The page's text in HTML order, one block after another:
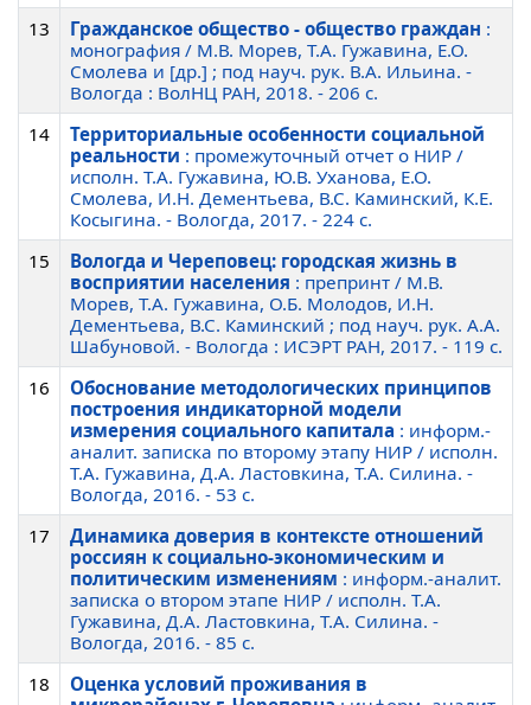
13
Гражданское общество - общество граждан :
монография / М.В. Морев, Т.А. Гужавина, Е.О.
Смолева и [др.] ; под науч. рук. В.А. Ильина. -
Вологда : ВолНЦ РАН, 2018. - 206 c.
14
Территориальные особенности социальной
реальности : промежуточный отчет о НИР /
исполн. Т.А. Гужавина, Ю.В. Уханова, Е.О.
Смолева, И.Н. Дементьева, В.С. Каминский, К.Е.
Косыгина. - Вологда, 2017. - 224 c.
15
Вологда и Череповец: городская жизнь в
восприятии населения : препринт / М.В.
Морев, Т.А. Гужавина, О.Б. Молодов, И.Н.
Дементьева, В.С. Каминский ; под науч. рук. А.А.
Шабуновой. - Вологда : ИСЭРТ РАН, 2017. - 119 c.
16
Обоснование методологических принципов
построения индикаторной модели
измерения социального капитала : информ.-
аналит. записка по второму этапу НИР / исполн.
Т.А. Гужавина, Д.А. Ластовкина, Т.А. Силина. -
Вологда, 2016. - 53 c.
17
Динамика доверия в контексте отношений
россиян к социально-экономическим и
политическим изменениям : информ.-аналит.
записка о втором этапе НИР / исполн. Т.А.
Гужавина, Д.А. Ластовкина, Т.А. Силина. -
Вологда, 2016. - 85 c.
18
Оценка условий проживания в